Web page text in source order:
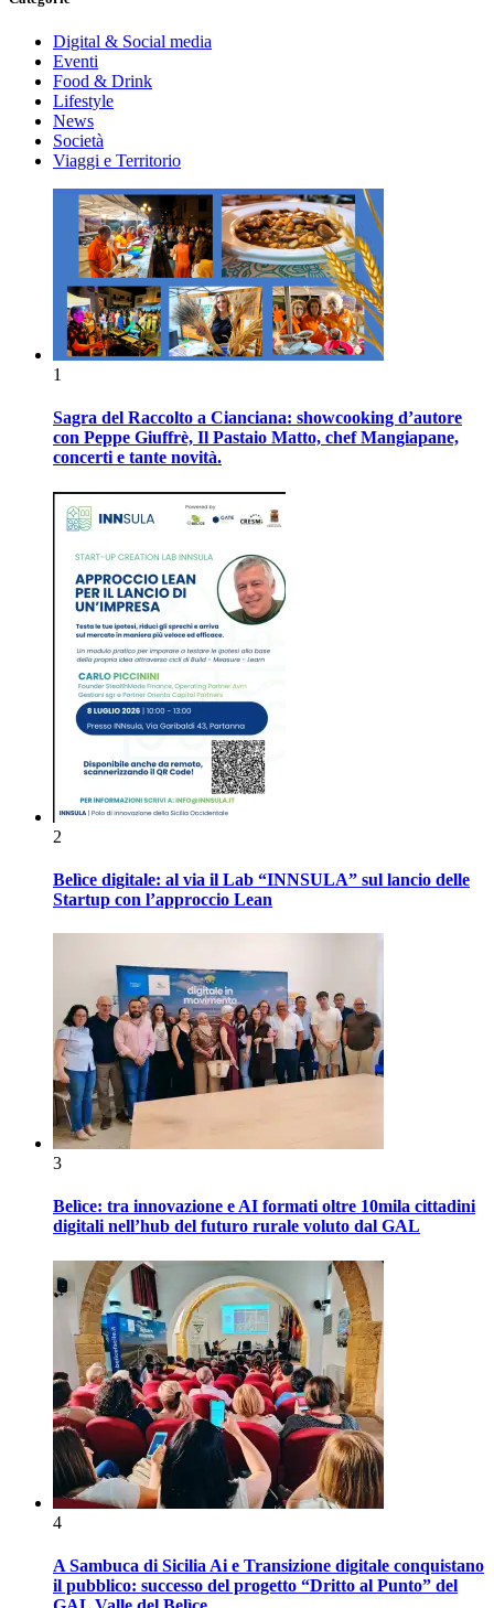
Digital & Social media
Eventi
Food & Drink
Lifestyle
News
Società
Viaggi e Territorio
1
Sagra del Raccolto a Cianciana: showcooking d’autore
con Peppe Giuffrè, Il Pastaio Matto, chef Mangiapane,
concerti e tante novità.
2
Belìce digitale: al via il Lab “INNSULA” sul lancio delle
Startup con l’approccio Lean
3
Belìce: tra innovazione e AI formati oltre 10mila cittadini
digitali nell’hub del futuro rurale voluto dal GAL
4
A Sambuca di Sicilia Ai e Transizione digitale conquistano
il pubblico: successo del progetto “Dritto al Punto” del